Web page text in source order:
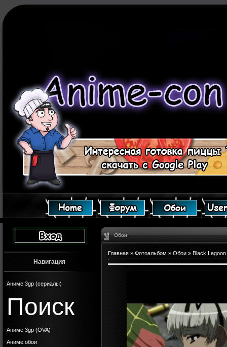
Навигация
Аниме 3gp (сериалы)
Поиск
Аниме 3gp (OVA)
Аниме обои
Обои
Главная » Фотоальбом » Обои » Black Lagoon